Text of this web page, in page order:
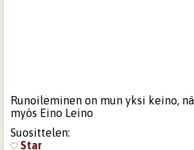
Runoileminen on mun yksi keino,
myös Eino Leino
Suosittelen:
Star